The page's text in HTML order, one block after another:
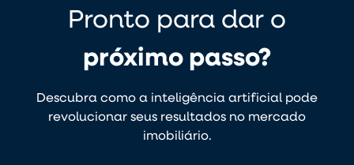
Pronto para dar o
próximo passo?
Descubra como a inteligência artificial pode
revolucionar seus resultados no mercado
imobiliário.